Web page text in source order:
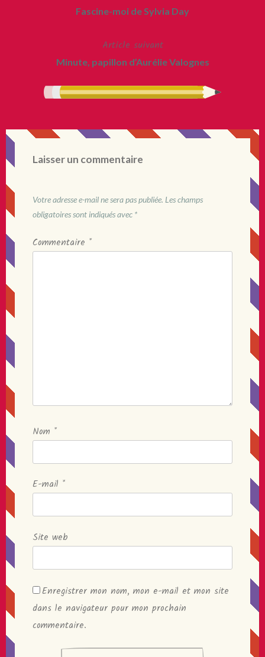
Fascine-moi de Sylvia Day
Article suivant
Minute, papillon d’Aurélie Valognes
Laisser un commentaire
Votre adresse e-mail ne sera pas publiée. Les champs
obligatoires sont indiqués avec *
Commentaire *
Nom *
E-mail *
Site web
Enregistrer mon nom, mon e-mail et mon site
dans le navigateur pour mon prochain
commentaire.